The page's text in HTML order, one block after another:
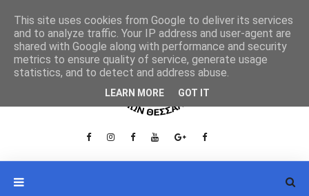
This site uses cookies from Google to deliver its services
and to analyze traffic. Your IP address and user-agent are
shared with Google along with performance and security
metrics to ensure quality of service, generate usage
statistics, and to detect and address abuse.
LEARN MORE GOT IT